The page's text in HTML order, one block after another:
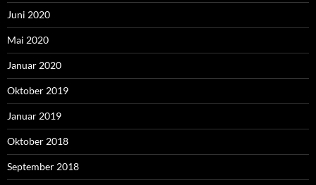
Juni 2020
Mai 2020
Januar 2020
Oktober 2019
Januar 2019
Oktober 2018
September 2018